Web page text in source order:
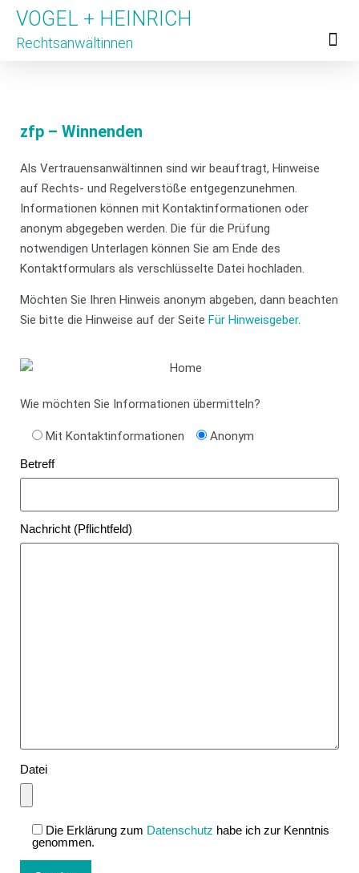
VOGEL + HEINRICH
Rechtsanwältinnen
zfp – Winnenden
Als Vertrauensanwältinnen sind wir beauftragt, Hinweise
auf Rechts- und Regelverstöße entgegenzunehmen.
Informationen können mit Kontaktinformationen oder
anonym abgegeben werden. Die für die Prüfung
notwendigen Unterlagen können Sie am Ende des
Kontaktformulars als verschlüsselte Datei hochladen.
Möchten Sie Ihren Hinweis anonym abgeben, dann beachten
Sie bitte die Hinweise auf der Seite Für Hinweisgeber.
Wie möchten Sie Informationen übermitteln?
Mit Kontaktinformationen Anonym
Betreff
Nachricht (Pflichtfeld)
Datei
Die Erklärung zum Datenschutz habe ich zur Kenntnis
genommen.